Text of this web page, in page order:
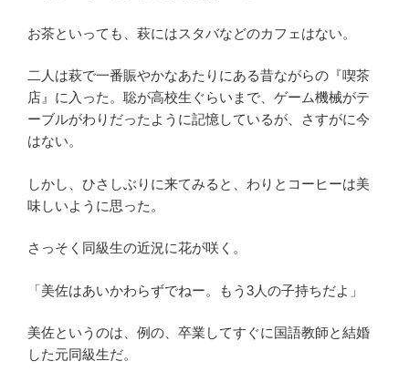
お茶といっても、萩にはスタバなどのカフェはない。
二人は萩で一番賑やかなあたりにある昔ながらの『喫茶
店』に入った。聡が高校生ぐらいまで、ゲーム機械がテ
ーブルがわりだったように記憶しているが、さすがに今
はない。
しかし、ひさしぶりに来てみると、わりとコーヒーは美
味しいように思った。
さっそく同級生の近況に花が咲く。
「美佐はあいかわらずでねー。もう3人の子持ちだよ」
美佐というのは、例の、卒業してすぐに国語教師と結婚
した元同級生だ。